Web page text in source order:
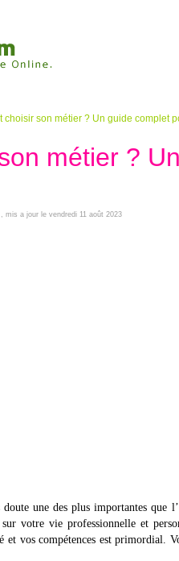
choisir son métier ? Un guide complet
métier ?
, mis a jour le vendredi 11 août 2023
une des plus importantes que
votre vie professionnelle et
et vos compétences est primordial.